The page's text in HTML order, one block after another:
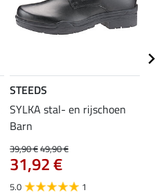
STEEDS
SYLKA stal- en rijschoen
Barn
39,90 €49,90 €
31,92 €
5.0 1